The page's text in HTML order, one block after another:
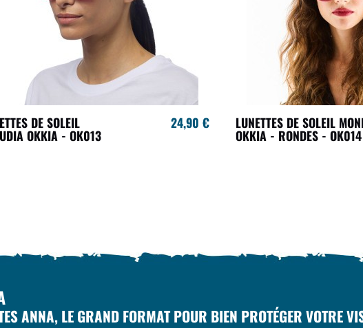
DE SOLEIL
OKKIA - OK013
24,90 € LUNETTES DE SOLEIL
OKKIA - RONDES - OK014
ANNA, LE GRAND FORMAT POUR BIEN PROTÉGER VOTRE